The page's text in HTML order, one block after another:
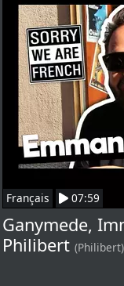
Français 07:59
Ganymede,
Philibert (Philibert)